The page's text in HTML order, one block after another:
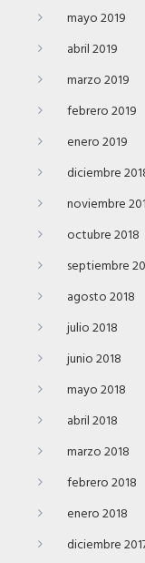
mayo 2019
abril 2019
marzo 2019
febrero 2019
enero 2019
diciembre
noviembre
octubre 2018
septiembre
agosto 2018
julio 2018
junio 2018
mayo 2018
abril 2018
marzo 2018
febrero 2018
enero 2018
diciembre